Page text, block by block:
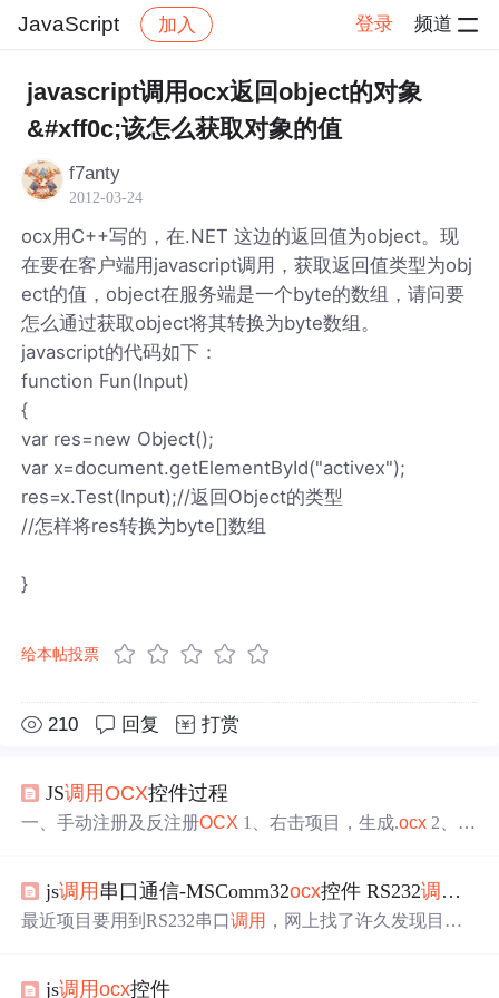
JavaScript 加入 登录 频道
社区 JavaScript 帖子详情
javascript调用ocx返回object的对象
&#xff0c;该怎么获取对象的值
f7anty
2012-03-24
ocx用C++写的，在.NET 这边的返回值为object。现
在要在客户端用javascript调用，获取返回值类型为obj
ect的值，object在服务端是一个byte的数组，请问要
怎么通过获取object将其转换为byte数组。
javascript的代码如下：
function Fun(Input)
{
var res=new Object();
var x=document.getElementById("activex");
res=x.Test(Input);//返回Object的类型
//怎样将res转换为byte[]数组
}
给本帖投票
210 回复 打赏
JS调用 OCX控件过程
一、手动注册及反注册OCX 1、右击项目，生成.ocx
调用
3、反注册：输入regsvr32 /u 控件路径 二、查找ocx 的
clsid 1、方式一：通过C++代码中ENP_ActiveXDLL.idl 2、
js调用 串口通信-MSComm32ocx控件 RS232调用
最近项目要用到RS232串口调用 ，网上找了许久发现目前
Comm32ocx控件的实例，亲测有效，以下是步骤。一、熟
js调用ocx控件